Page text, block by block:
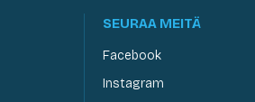
SEURAA MEITÄ
Facebook
Instagram